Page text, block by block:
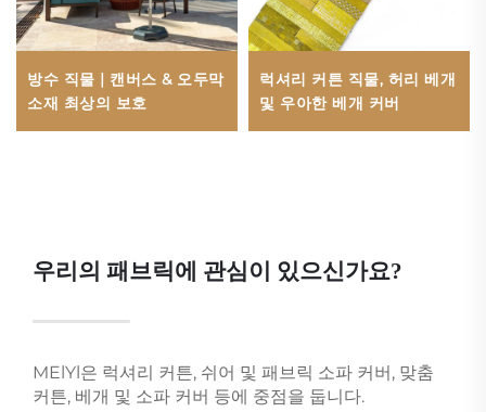
방수 직물 | 캔버스 & 오두막
소재 최상의 보호
럭셔리 커튼 직물, 허리 베개
및 우아한 베개 커버
우리의 패브릭에 관심이 있으신가요?
MElYl은 럭셔리 커튼, 쉬어 및 패브릭 소파 커버, 맞춤
커튼, 베개 및 소파 커버 등에 중점을 둡니다.